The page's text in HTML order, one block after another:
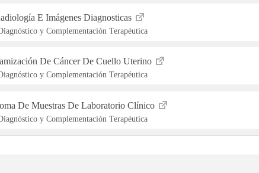
E Imágenes Diagnosticas
y Complementación Terapéutica
De Cáncer De Cuello Uterino
y Complementación Terapéutica
De Muestras De Laboratorio Clínico
y Complementación Terapéutica